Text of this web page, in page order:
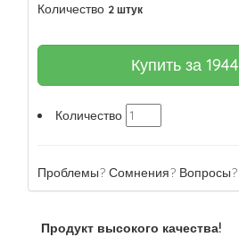
Количество 2 штук
Купить за 1944
Количество
Проблемы? Сомнения? Вопросы?
Продукт высокого качества!